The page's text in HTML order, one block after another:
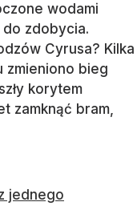
wodami
do zdobycia.
Cyrusa? Kilka
zmieniono bieg
korytem
zamknąć bram,
jednego